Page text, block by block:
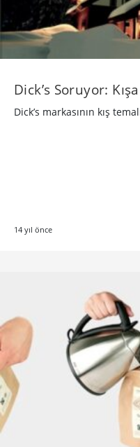
Dick’s Soruyor: Kışa
Dick’s markasının kış
14 yıl önce